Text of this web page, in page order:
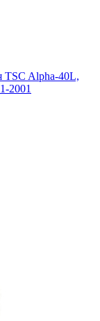
TSC Alpha-40L,
2001